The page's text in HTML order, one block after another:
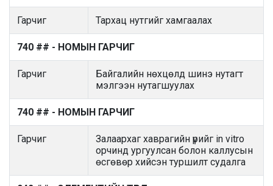
Гарчиг Тархац нутгийг хамгаалах
740 ## - НОМЫН ГАРЧИГ
Гарчиг
Байгалийн нөхцөлд шинэ нутагт
мэлгээн нутагшуулах
740 ## - НОМЫН ГАРЧИГ
Гарчиг
Залаархаг хаврагийн үрийг in vitro
орчинд ургуулсан болон каллусын
өсгөвөр хийсэн туршилт судалга